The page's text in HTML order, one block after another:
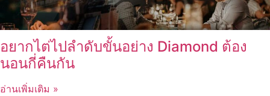
อยากไต่ไปลำดับขั้นอย่าง Diamond ต้อง
นอนกี่คืนกัน
อ่านเพิ่มเติม »